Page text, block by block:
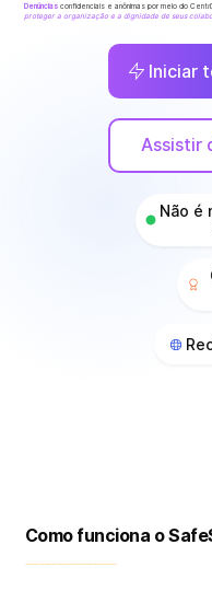
Denúncias confidenciais e anônimas por meio do
proteger a organização e a dignidade de seus
Iniciar
Assistir
Não é
Como funciona o
Denúncias seguras e anônimas que protegem os denunciantes e, ao mesmo tempo, permitem ações organizacionais.